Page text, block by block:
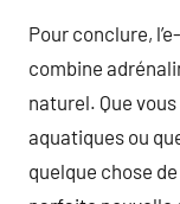
Pour conclure,
combine
naturel. Que
aquatiques ou
quelque chose